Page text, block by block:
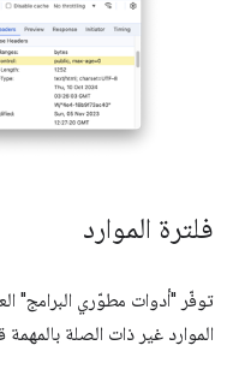
فلترة الموارد
توفّر "أدوات مطوّري البرامج"
الموارد غير ذات الصلة بالمهمة